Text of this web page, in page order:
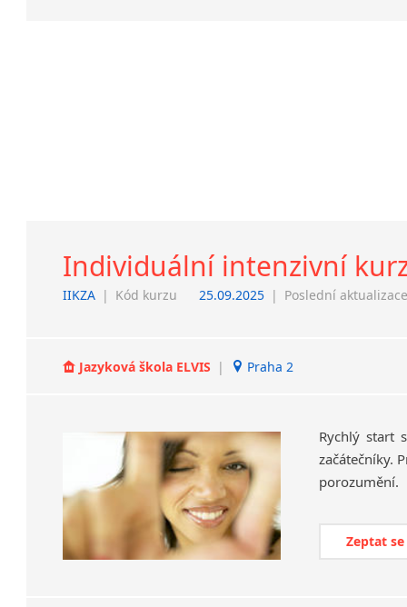
Individuální intenzivní
IIKZA | Kód kurzu 25.09.2025 | Poslední
Jazyková škola ELVIS | Praha 2
Rychlý start
začátečníky.
porozumění.
Zeptat